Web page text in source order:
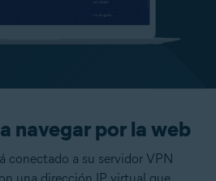
navegar por la web
conectado a su servidor VPN